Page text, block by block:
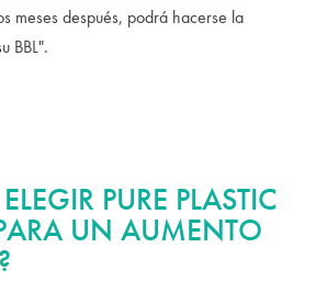
meses después, podrá hacerse la
BBL".
PURE PLASTIC
UN AUMENTO